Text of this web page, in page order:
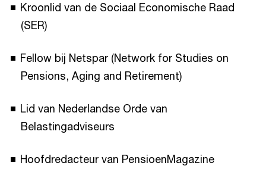
Kroonlid van de Sociaal Economische Raad
(SER)
Fellow bij Netspar (Network for Studies on
Pensions, Aging and Retirement)
Lid van Nederlandse Orde van
Belastingadviseurs
Hoofdredacteur van PensioenMagazine